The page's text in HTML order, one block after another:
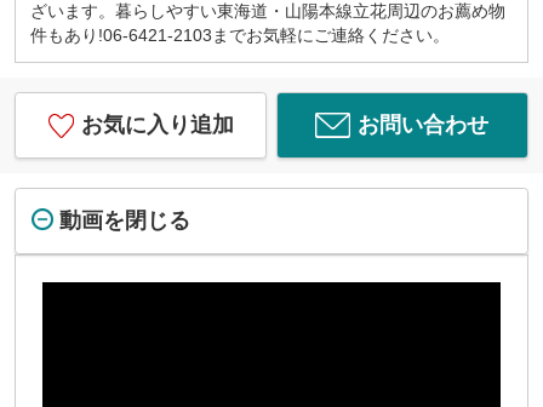
ざいます。暮らしやすい東海道・山陽本線立花周辺のお薦め物
件もあり!06-6421-2103までお気軽にご連絡ください。
お気に入り追加 お問い合わせ
動画を閉じる